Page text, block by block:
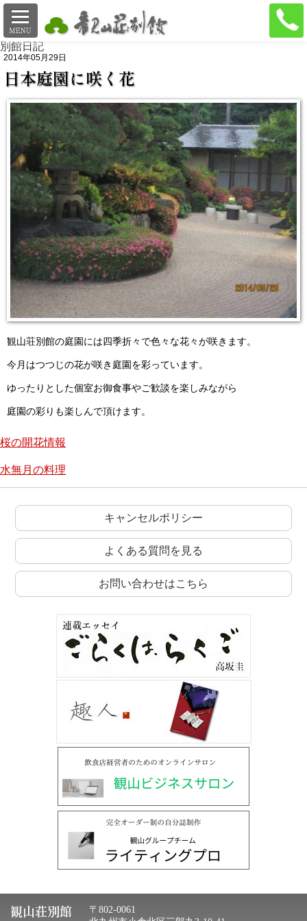
別館日記
2014年05月29日
日本庭園に咲く花
観山荘別館の庭園には四季折々で色々な花々が咲きます。
今月はつつじの花が咲き庭園を彩っています。
ゆったりとした個室お御食事やご歓談を楽しみながら
庭園の彩りも楽しんで頂けます。
桜の開花情報
水無月の料理
キャンセルポリシー
よくある質問を見る
お問い合わせはこちら
観山荘別館
〒802-0061